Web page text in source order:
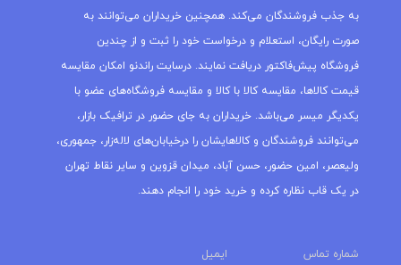
به جذب فروشندگان می‌کند. همچنین خریداران می‌توانند به
صورت رایگان، استعلام و درخواست خود را ثبت و از چندین
فروشگاه پیش‌فاکتور دریافت نمایند. درسایت راندنو امکان مقایسه
قیمت کالاها، مقایسه کالا با کالا و مقایسه فروشگاه‌های عضو با
یکدیگر میسر می‌باشد. خریداران به جای حضور در ترافیک بازار،
می‌توانند فروشندگان و کالاهایشان را درخیابان‌های لاله‌زار، جمهوری،
ولیعصر، امین حضور، حسن آباد، میدان قزوین و سایر نقاط تهران
در یک قاب نظاره کرده و خرید خود را انجام دهند.
شماره تماس ایمیل